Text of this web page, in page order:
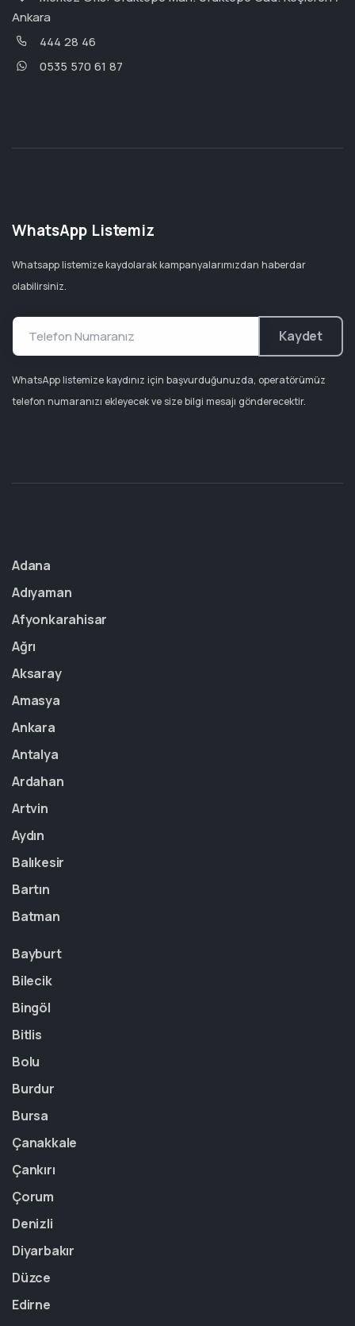
Ankara
444 28 46
0535 570 61 87
WhatsApp Listemiz
Whatsapp listemize kaydolarak kampanyalarımızdan haberdar
olabilirsiniz.
Kaydet
WhatsApp listemize kaydınız için başvurduğunuzda, operatörümüz
telefon numaranızı ekleyecek ve size bilgi mesajı gönderecektir.
Adana
Adıyaman
Afyonkarahisar
Ağrı
Aksaray
Amasya
Ankara
Antalya
Ardahan
Artvin
Aydın
Balıkesir
Bartın
Batman
Bayburt
Bilecik
Bingöl
Bitlis
Bolu
Burdur
Bursa
Çanakkale
Çankırı
Çorum
Denizli
Diyarbakır
Düzce
Edirne